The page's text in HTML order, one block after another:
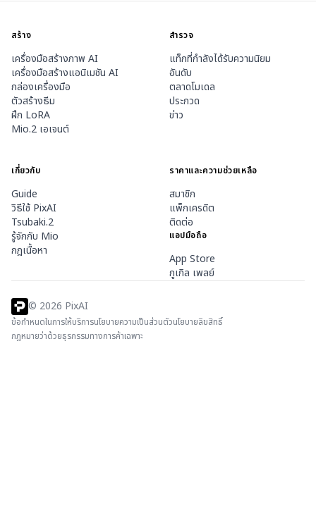
สร้าง
เครื่องมือสร้างภาพ AI
เครื่องมือสร้างแอนิเมชัน AI
กล่องเครื่องมือ
ตัวสร้างธีม
ฝึก LoRA
Mio.2 เอเจนต์
สำรวจ
แท็กที่กำลังได้รับความนิยม
อันดับ
ตลาดโมเดล
ประกวด
ข่าว
เกี่ยวกับ
Guide
วิธีใช้ PixAI
Tsubaki.2
รู้จักกับ Mio
กฎเนื้อหา
ราคาและความช่วยเหลือ
สมาชิก
แพ็กเครดิต
ติดต่อ
แอปมือถือ
App Store
กูเกิล เพลย์
© 2026 PixAI
ข้อกำหนดในการให้บริการนโยบายความเป็นส่วนตัวนโยบายลิขสิทธิ์
กฎหมายว่าด้วยธุรกรรมทางการค้าเฉพาะ